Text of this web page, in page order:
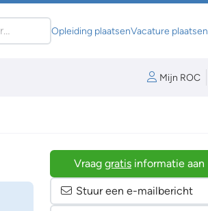
Opleiding plaatsenVacature plaatsen
Mijn ROC
Vraag gratis informatie aan
Stuur een e-mailbericht